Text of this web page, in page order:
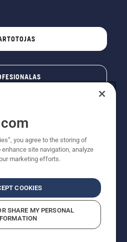
Visos teisės priklauso autoriui.
mažmeninė kaina (RMK),
kaina, už kurią gamintojas
parduoti prekę. UAB
vartotojams neparduoda,
you agree to the storing of
site navigation, analyze
marketing efforts.
COOKIES
SHARE MY PERSONAL